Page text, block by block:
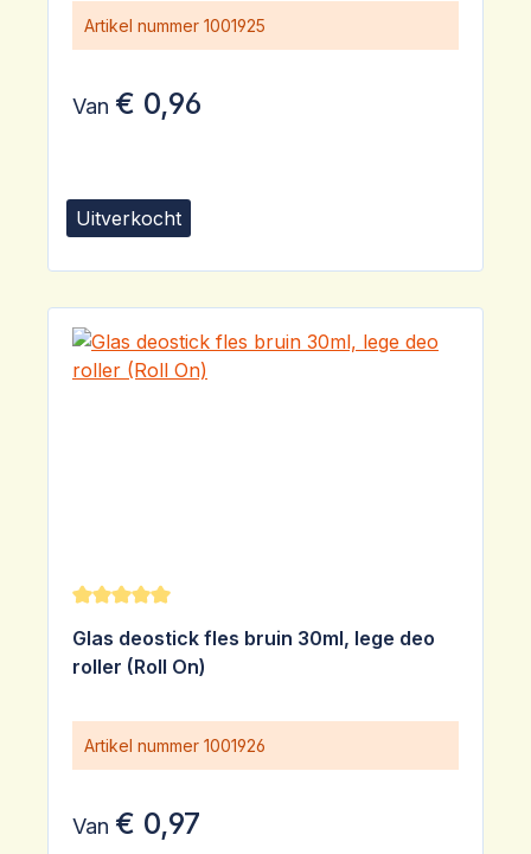
Uitverkocht
Artikel nummer 1001925
Van € 0,96
Gemiddelde waardering van 5 van 5 sterren
Glas deostick fles bruin 30ml, lege deo
roller (Roll On)
Artikel nummer 1001926
Van € 0,97